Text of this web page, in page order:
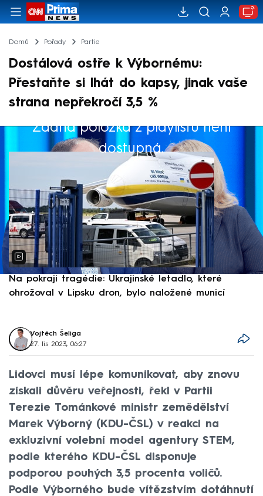
Domů Pořady Partie
Dostálová ostře k Výbornému:
Přestaňte si lhát do kapsy, jinak vaše
strana nepřekročí 3,5 %
Žádná položka z playlistu není
dostupná.
Výběr redakce
Na pokraji tragédie: Ukrajinské letadlo, které
ohrožoval v Lipsku dron, bylo naložené municí
Vojtěch Šeliga
27. lis 2023, 06:27
Lidovci musí lépe komunikovat, aby znovu
získali důvěru veřejnosti, řekl v Partii
Terezie Tománkové ministr zemědělství
Marek Výborný (KDU-ČSL) v reakci na
exkluzivní volební model agentury STEM,
podle kterého KDU-ČSL disponuje
podporou pouhých 3,5 procenta voličů.
Podle Výborného bude vítězstvím dotáhnutí